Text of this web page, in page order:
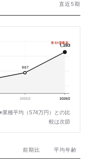
直近5期
867
1,283
過去5期最高
2025/2 2026/2
種平均（574万円）との比
較は次節
前期比 平均年齢